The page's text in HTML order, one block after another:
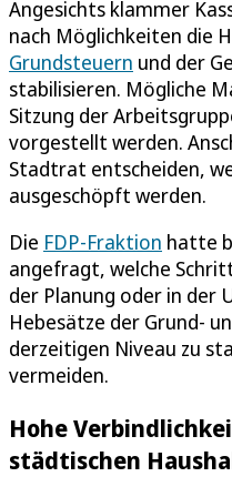
Angesichts klammer
nach Möglichkeiten die
Grundsteuern und der
stabilisieren. Mögliche
Sitzung der
vorgestellt werden.
Stadtrat entscheiden,
ausgeschöpft werden.
Die FDP-Fraktion hatte
angefragt, welche
der Planung oder in der
Hebesätze der Grund-
derzeitigen Niveau zu
vermeiden.
Hohe
städtischen